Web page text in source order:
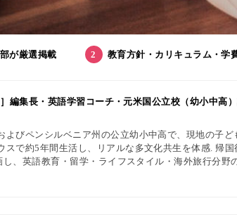
が厳選掲載 教育方針・カリキュラム・学
編集長・英語学習コーチ・元米国公立校（幼小中高
よびペンシルベニア州の公立幼小中高で、現地の子
スで約5年間生活し、リアルな多文化共生を体感. 帰
、英語教育・留学・ライフスタイル・海外旅行分
し、世界中の女性や母親と対話・取材を継続. 親子留